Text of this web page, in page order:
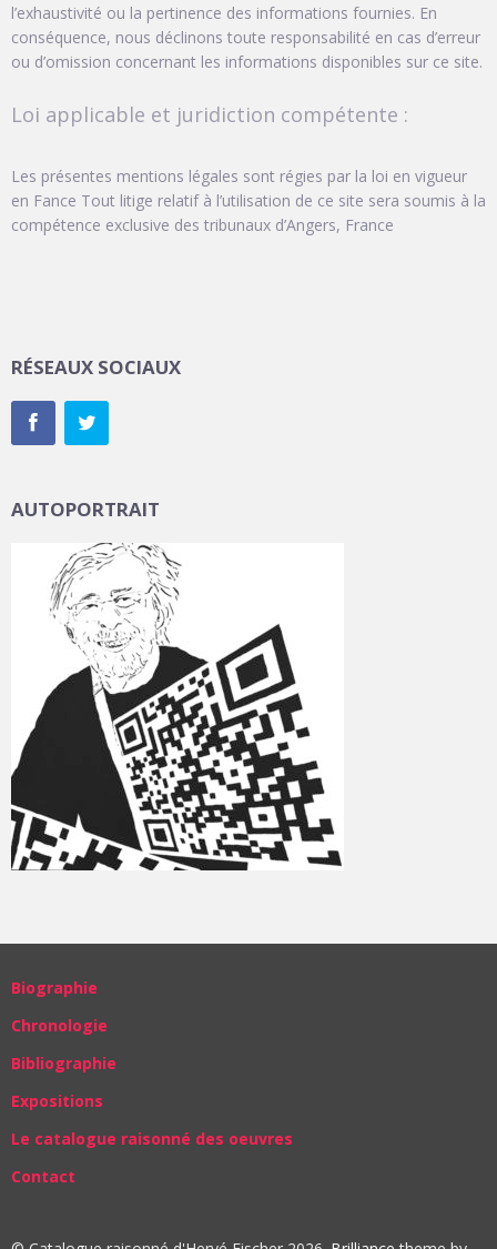
l’exhaustivité ou la pertinence des informations fournies. En
conséquence, nous déclinons toute responsabilité en cas d’erreur
ou d’omission concernant les informations disponibles sur ce site.
Loi applicable et juridiction compétente :
Les présentes mentions légales sont régies par la loi en vigueur
en Fance Tout litige relatif à l’utilisation de ce site sera soumis à la
compétence exclusive des tribunaux d’Angers, France
RÉSEAUX SOCIAUX
AUTOPORTRAIT
Biographie
Chronologie
Bibliographie
Expositions
Le catalogue raisonné des oeuvres
Contact